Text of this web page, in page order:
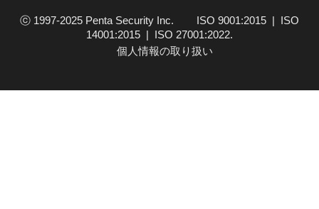
ⓒ 1997-2025 Penta Security Inc. ISO 9001:2015 | ISO
14001:2015 | ISO 27001:2022.
個人情報の取り扱い